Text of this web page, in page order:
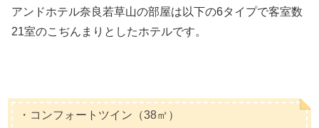
アンドホテル奈良若草山の部屋は以下の6タイプで客室数
21室のこぢんまりとしたホテルです。
・コンフォートツイン（38㎡）